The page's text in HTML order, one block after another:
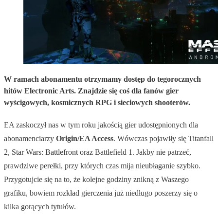
W ramach abonamentu otrzymamy dostęp do tegorocznych
hitów Electronic Arts. Znajdzie się coś dla fanów gier
wyścigowych, kosmicznych RPG i sieciowych shooterów.
EA zaskoczył nas w tym roku jakością gier udostępnionych dla
abonamenciarzy Origin/EA Access. Wówczas pojawiły się Titanfall
2, Star Wars: Battlefront oraz Battlefield 1. Jakby nie patrzeć,
prawdziwe perełki, przy których czas mija nieubłaganie szybko.
Przygotujcie się na to, że kolejne godziny znikną z Waszego
grafiku, bowiem rozkład gierczenia już niedługo poszerzy się o
kilka gorących tytułów.